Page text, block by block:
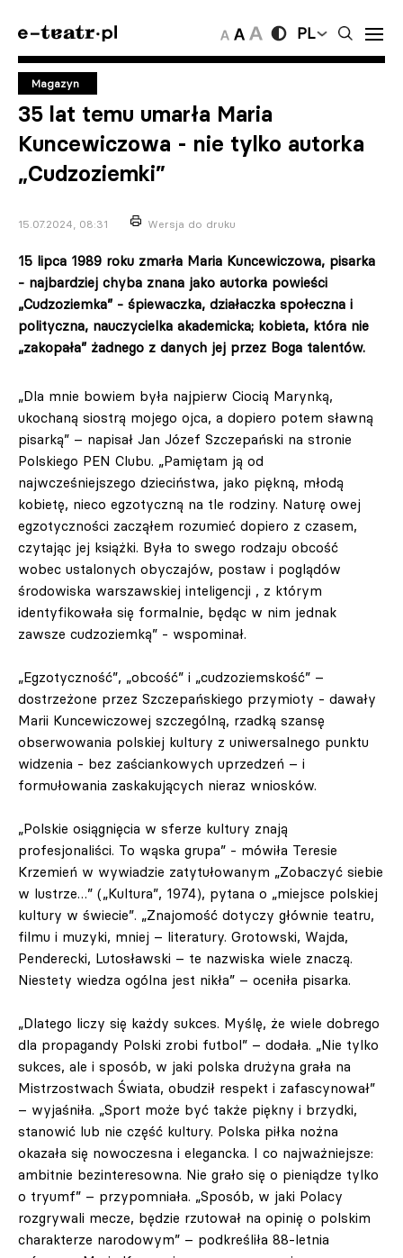
PL
Magazyn
35 lat temu umarła Maria
Kuncewiczowa - nie tylko autorka
„Cudzoziemki”
15.07.2024, 08:31 Wersja do druku
15 lipca 1989 roku zmarła Maria Kuncewiczowa, pisarka
- najbardziej chyba znana jako autorka powieści
„Cudzoziemka” - śpiewaczka, działaczka społeczna i
polityczna, nauczycielka akademicka; kobieta, która nie
„zakopała” żadnego z danych jej przez Boga talentów.
„Dla mnie bowiem była najpierw Ciocią Marynką,
ukochaną siostrą mojego ojca, a dopiero potem sławną
pisarką” – napisał Jan Józef Szczepański na stronie
Polskiego PEN Clubu. „Pamiętam ją od
najwcześniejszego dzieciństwa, jako piękną, młodą
kobietę, nieco egzotyczną na tle rodziny. Naturę owej
egzotyczności zacząłem rozumieć dopiero z czasem,
czytając jej książki. Była to swego rodzaju obcość
wobec ustalonych obyczajów, postaw i poglądów
środowiska warszawskiej inteligencji , z którym
identyfikowała się formalnie, będąc w nim jednak
zawsze cudzoziemką” - wspominał.
„Egzotyczność”, „obcość” i „cudzoziemskość” –
dostrzeżone przez Szczepańskiego przymioty - dawały
Marii Kuncewiczowej szczególną, rzadką szansę
obserwowania polskiej kultury z uniwersalnego punktu
widzenia - bez zaściankowych uprzedzeń – i
formułowania zaskakujących nieraz wniosków.
„Polskie osiągnięcia w sferze kultury znają
profesjonaliści. To wąska grupa” - mówiła Teresie
Krzemień w wywiadzie zatytułowanym „Zobaczyć siebie
w lustrze…” („Kultura”, 1974), pytana o „miejsce polskiej
kultury w świecie”. „Znajomość dotyczy głównie teatru,
filmu i muzyki, mniej – literatury. Grotowski, Wajda,
Penderecki, Lutosławski – te nazwiska wiele znaczą.
Niestety wiedza ogólna jest nikła” – oceniła pisarka.
„Dlatego liczy się każdy sukces. Myślę, że wiele dobrego
dla propagandy Polski zrobi futbol” – dodała. „Nie tylko
sukces, ale i sposób, w jaki polska drużyna grała na
Mistrzostwach Świata, obudził respekt i zafascynował”
– wyjaśniła. „Sport może być także piękny i brzydki,
stanowić lub nie część kultury. Polska piłka nożna
okazała się nowoczesna i elegancka. I co najważniejsze:
ambitnie bezinteresowna. Nie grało się o pieniądze tylko
o tryumf” – przypomniała. „Sposób, w jaki Polacy
rozgrywali mecze, będzie rzutował na opinię o polskim
charakterze narodowym” – podkreśliła 88-letnia